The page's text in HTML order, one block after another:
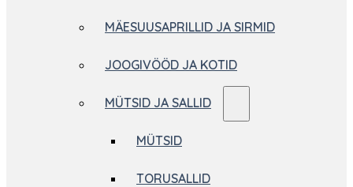
MÄESUUSAPRILLID JA SIRMID
JOOGIVÖÖD JA KOTID
MÜTSID JA SALLID
MÜTSID
TORUSALLID